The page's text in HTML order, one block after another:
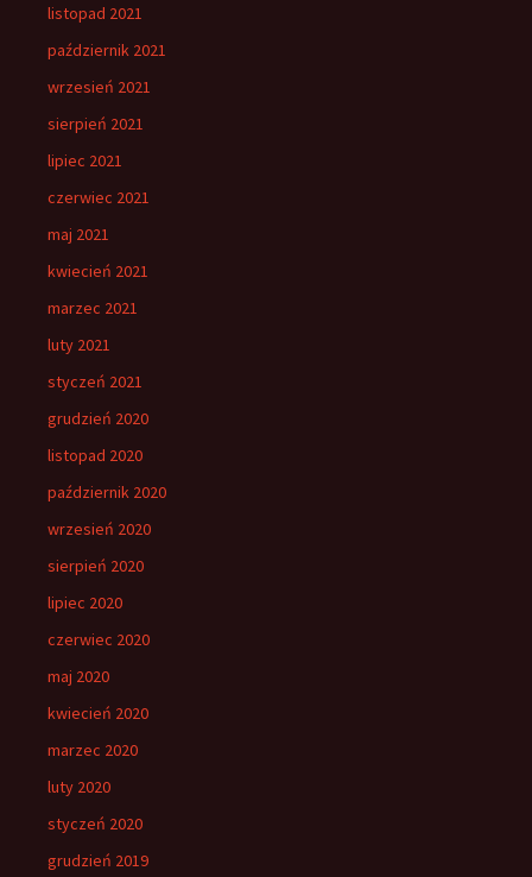
listopad 2021
październik 2021
wrzesień 2021
sierpień 2021
lipiec 2021
czerwiec 2021
maj 2021
kwiecień 2021
marzec 2021
luty 2021
styczeń 2021
grudzień 2020
listopad 2020
październik 2020
wrzesień 2020
sierpień 2020
lipiec 2020
czerwiec 2020
maj 2020
kwiecień 2020
marzec 2020
luty 2020
styczeń 2020
grudzień 2019